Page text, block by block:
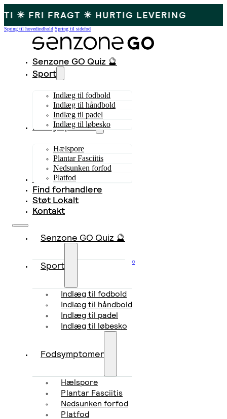
✳ HURTIG LEVERING
Spring til hovedindhold Spring til sidefod
Senzone GO Quiz 🔮
Sport
Indlæg til fodbold
Indlæg til håndbold
Indlæg til padel
Indlæg til løbesko
Fodsymptomer
Hælspore
Plantar Fasciitis
Nedsunken forfod
Platfod
Bliv forhandler
Find forhandlere
Støt Lokalt
Kontakt
Senzone GO Quiz 🔮
Sport
Indlæg til fodbold
Indlæg til håndbold
Indlæg til padel
Indlæg til løbesko
Fodsymptomer
Hælspore
Plantar Fasciitis
Nedsunken forfod
Platfod
0